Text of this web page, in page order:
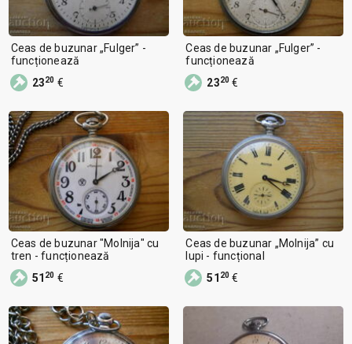
Ceas de buzunar „Fulger” -
funcționează
2320 €
Ceas de buzunar „Fulger” -
funcționează
2320 €
Ceas de buzunar "Molnija" cu
tren - funcționează
51 20 €
Ceas de buzunar „Molnija” cu
lupi - funcțional
51 20 €